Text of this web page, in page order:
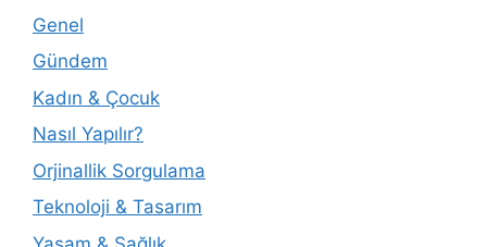
Genel
Gündem
Kadın & Çocuk
Nasıl Yapılır?
Orjinallik Sorgulama
Teknoloji & Tasarım